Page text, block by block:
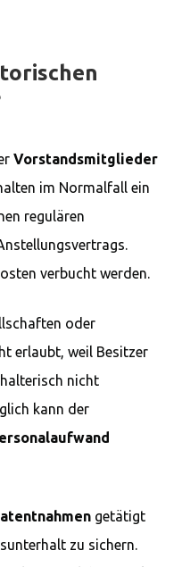
Vorstandsmitglieder
im Normalfall ein
regulären
verbucht werden.
oder
erlaubt, weil Besitzer
nicht
kann der
getätigt
zu sichern.